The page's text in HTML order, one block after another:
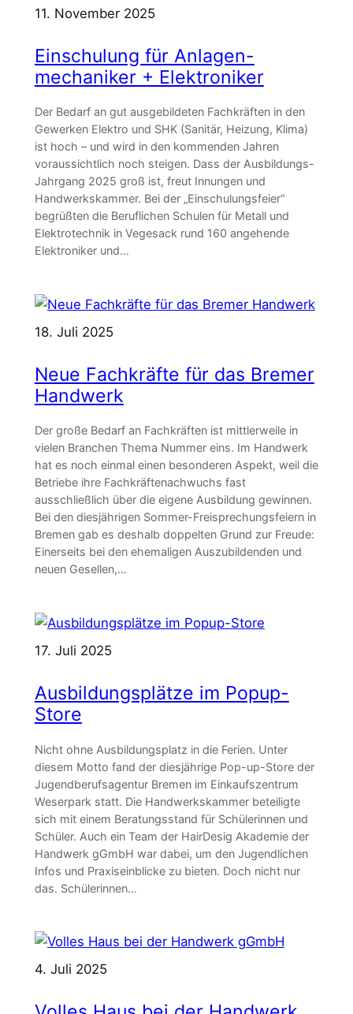
11. November 2025
Einschulung für Anlagen-
mechaniker + Elektroniker
Der Bedarf an gut ausgebildeten Fachkräften in den
Gewerken Elektro und SHK (Sanitär, Heizung, Klima)
ist hoch – und wird in den kommenden Jahren
voraussichtlich noch steigen. Dass der Ausbildungs-
Jahrgang 2025 groß ist, freut Innungen und
Handwerkskammer. Bei der „Einschulungsfeier“
begrüßten die Beruflichen Schulen für Metall und
Elektrotechnik in Vegesack rund 160 angehende
Elektroniker und…
18. Juli 2025
Neue Fachkräfte für das Bremer
Handwerk
Der große Bedarf an Fachkräften ist mittlerweile in
vielen Branchen Thema Nummer eins. Im Handwerk
hat es noch einmal einen besonderen Aspekt, weil die
Betriebe ihre Fachkräftenachwuchs fast
ausschließlich über die eigene Ausbildung gewinnen.
Bei den diesjährigen Sommer-Freisprechungsfeiern in
Bremen gab es deshalb doppelten Grund zur Freude:
Einerseits bei den ehemaligen Auszubildenden und
neuen Gesellen,…
17. Juli 2025
Ausbildungsplätze im Popup-
Store
Nicht ohne Ausbildungsplatz in die Ferien. Unter
diesem Motto fand der diesjährige Pop-up-Store der
Jugendberufsagentur Bremen im Einkaufszentrum
Weserpark statt. Die Handwerkskammer beteiligte
sich mit einem Beratungsstand für Schülerinnen und
Schüler. Auch ein Team der HairDesig Akademie der
Handwerk gGmbH war dabei, um den Jugendlichen
Infos und Praxiseinblicke zu bieten. Doch nicht nur
das. Schülerinnen…
4. Juli 2025